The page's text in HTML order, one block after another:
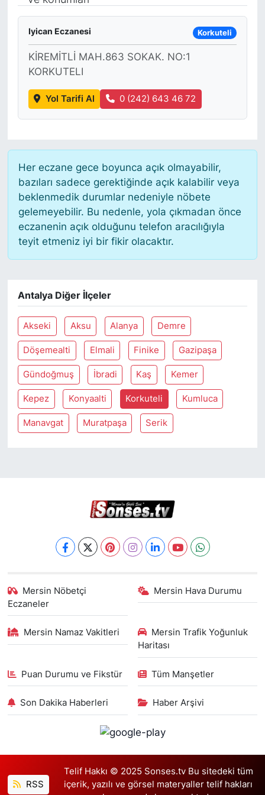
Iyican Eczanesi Korkuteli
KİREMİTLİ MAH.863 SOKAK. NO:1
KORKUTELI
Yol Tarifi Al 0 (242) 643 46 72
Her eczane gece boyunca açık olmayabilir,
bazıları sadece gerektiğinde açık kalabilir veya
beklenmedik durumlar nedeniyle nöbete
gelemeyebilir. Bu nedenle, yola çıkmadan önce
eczanenin açık olduğunu telefon aracılığıyla
teyit etmeniz iyi bir fikir olacaktır.
Antalya Diğer İlçeler
Akseki Aksu Alanya Demre
Döşemealti Elmali Finike Gazipaşa
Gündoğmuş İbradi Kaş Kemer
Kepez Konyaalti Korkuteli Kumluca
Manavgat Muratpaşa Serik
Mersin Nöbetçi
Eczaneler
Mersin Hava Durumu
Mersin Namaz Vakitleri
Mersin Trafik Yoğunluk
Haritası
Puan Durumu ve Fikstür Tüm Manşetler
Son Dakika Haberleri Haber Arşivi
RSS
Telif Hakkı © 2025 Sonses.tv Bu sitedeki tüm
içerik, yazılı ve görsel materyaller telif hakları
YEREL HABER
Tanıtım